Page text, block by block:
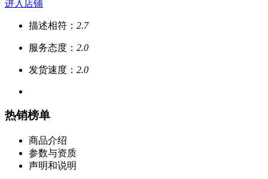
进入店铺
描述相符： 2.7
服务态度： 2.0
发货速度： 2.0
热销榜单
商品介绍
参数与资质
声明和说明